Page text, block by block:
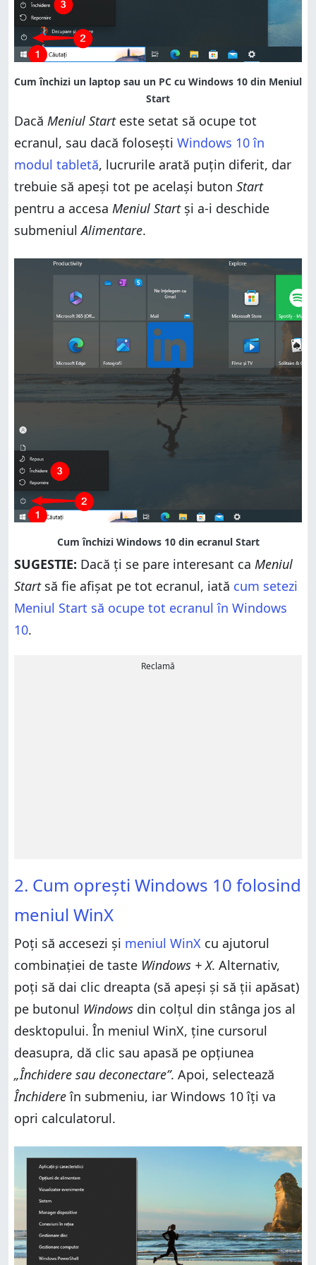
Dacă Meniul Starteste setat să ocupe tot
ecranul, sau dacă folosești Windows 10 în
modul tabletă, lucrurile arată puțin diferit, dar
trebuie să apeși tot pe același buton Start
pentru a accesa Meniul Startși a-i deschide
submeniulAlimentare.
SUGESTIE: Dacă ți se pare interesant ca Meniul
Start să fie afișat pe tot ecranul, iată cum setezi
Meniul Start să ocupe tot ecranul în Windows
10.
Reclamă
2. Cum oprești Windows 10 folosind
meniul WinX
Poți să accesezi și meniul WinX cu ajutorul
combinației de taste Windows + X. Alternativ,
poți să dai clic dreapta (să apeși și să ții apăsat)
pe butonul Windows din colțul din stânga jos al
desktopului. În meniul WinX, ține cursorul
deasupra, dă clic sau apasă pe opțiunea
„Închidere sau deconectare”. Apoi, selectează
Închidereîn submeniu, iar Windows 10 îți va
opri calculatorul.